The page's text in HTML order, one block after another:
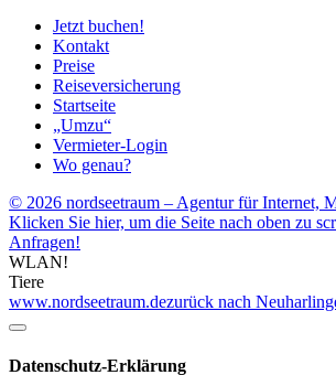
Jetzt buchen!
Kontakt
Preise
Reiseversicherung
Startseite
„Umzu“
Vermieter-Login
Wo genau?
© 2026 nordseetraum – Agentur für Internet,
Klicken Sie hier, um die Seite nach oben zu
Anfragen!
WLAN!
Tiere
www.nordseetraum.dezurück nach
Datenschutz-Erklärung